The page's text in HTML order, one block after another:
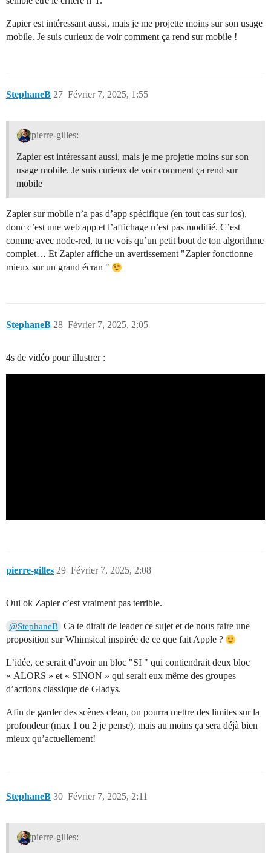
Zapier est intéressant aussi, mais je me projette moins sur son usage
mobile. Je suis curieux de voir comment ça rend sur mobile !
StephaneB Février 7, 2025, 1:55
27
pierre-gilles:
Zapier est intéressant aussi, mais je me projette moins sur son
usage mobile. Je suis curieux de voir comment ça rend sur
mobile
Zapier sur mobile n’a pas d’app spécifique (en tout cas sur ios),
donc c’est une web app et l’affichage n’est pas modifié. C’est
comme avec node-red, tu ne vois qu’un petit bout de ton algorithme
complet… Et Zapier affiche un avertissement "Zapier fonctionne
mieux sur un grand écran "
StephaneB Février 7, 2025, 2:05
28
4s de vidéo pour illustrer :
pierre-gilles Février 7, 2025, 2:08
29
Oui ok Zapier c’est vraiment pas terrible.
@StephaneB Ca te dirait de leader ce sujet et de nous faire une
proposition sur Whimsical inspirée de ce que fait Apple ?
L’idée, ce serait d’avoir un bloc "SI " qui contiendrait deux bloc
« ALORS » et « SINON » qui serait eux même des groupes
d’actions classique de Gladys.
Afin de garder des scènes clean, on pourra mettre des limites sur la
profondeur (max 1 ou 2 je pense), mais au moins ça sera déjà bien
mieux qu’actuellement!
StephaneB Février 7, 2025, 2:11
30
pierre-gilles: